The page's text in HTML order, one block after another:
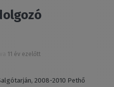
11 év ezelőtt
2008-2010 Pethő